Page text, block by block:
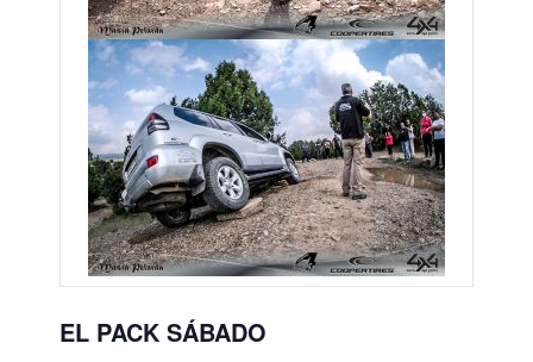
EL PACK SÁBADO